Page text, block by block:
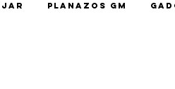
Planazos GM